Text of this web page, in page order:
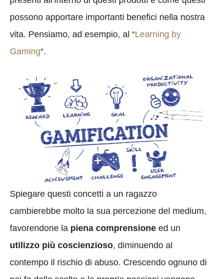
possono apportare importanti benefici nella nostra
vita. Pensiamo, ad esempio, al “Learning by
Gaming“.
Spiegare questi concetti a un ragazzo
cambierebbe molto la sua percezione del medium,
favorendone la piena comprensione ed un
utilizzo più coscienzioso, diminuendo al
contempo il rischio di abuso. Crescendo ognuno di